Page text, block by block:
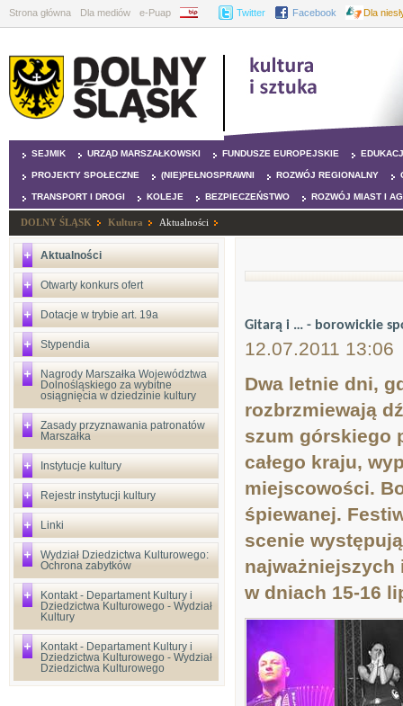
Strona główna Dla mediów e-Puap BIP Twitter Facebook Dla
SEJMIK URZĄD MARSZAŁKOWSKI FUNDUSZE EUROPEJSKIE
PROJEKTY SPOŁECZNE (NIE)PEŁNOSPRAWNI ROZWÓJ REGIONALNY
TRANSPORT I DROGI KOLEJE BEZPIECZEŃSTWO ROZWÓJ MIAST I
DOLNY ŚLĄSK Kultura Aktualności
Aktualności
Otwarty konkurs ofert
Dotacje w trybie art. 19a
Stypendia
Nagrody Marszałka Województwa
Dolnośląskiego za wybitne
osiągnięcia w dziedzinie kultury
Zasady przyznawania patronatów
Marszałka
Instytucje kultury
Rejestr instytucji kultury
Linki
Wydział Dziedzictwa Kulturowego:
Ochrona zabytków
Kontakt - Departament Kultury i
Dziedzictwa Kulturowego - Wydział
Kultury
Kontakt - Departament Kultury i
Dziedzictwa Kulturowego - Wydział
Dziedzictwa Kulturowego
Gitarą i … - borowickie
12.07.2011 13:06
Dwa letnie dni,
rozbrzmiewają
szum górskiego
całego kraju,
miejscowości.
śpiewanej.
scenie
najważniejszych
w dniach 15-16